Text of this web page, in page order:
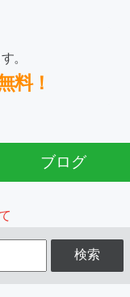
。
料！
ブログ
検索